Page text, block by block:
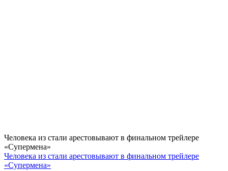
Человека из стали арестовывают в финальном трейлере
«Супермена»
Человека из стали арестовывают в финальном трейлере
«Супермена»